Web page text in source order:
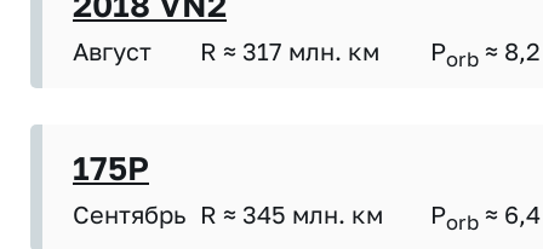
Август R ≈ 317 млн. км Porb ≈ 8,2
175P
Сентябрь R ≈ 345 млн. км Porb ≈ 6,4